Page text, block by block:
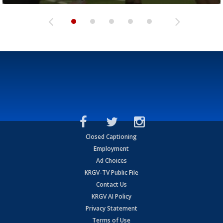
Closed Captioning
Employment
Ad Choices
KRGV-TV Public File
Contact Us
KRGV AI Policy
Privacy Statement
Terms of Use